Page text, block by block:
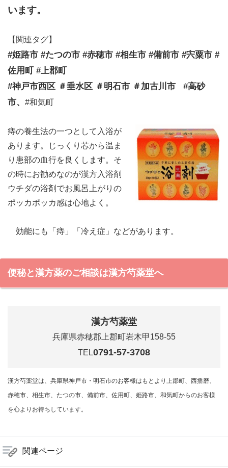
います。
【関連タグ】
#姫路市 #たつの市 #赤穂市 #相生市 #備前市 #宍粟市 #
佐用町 #上郡町
#神戸市西区 ＃垂水区 ＃明石市 ＃加古川市 #高砂
市、 #和気町
痔の養生法の一つとして入浴が
あります。じっくり芯から温ま
り患部の血行を良くします。そ
の時にお勧めなのが漢方入浴剤
ウチダの浴剤でお風呂上がりの
ポッカポッカ感は心地よく。
効能にも「痔」「冷え症」などがあります。
便秘と漢方薬のご相談は漢方芍薬堂へ
漢方芍薬堂
兵庫県赤穂郡上郡町岩木甲158-55
TEL0791-57-3708
漢方芍薬堂は、兵庫県神戸市・明石市のお客様はもとより上郡町、西播磨、
赤穂市、相生市、たつの市、備前市、佐用町、姫路市、和気町からのお客様
を心よりお待ちしています。
関連ページ